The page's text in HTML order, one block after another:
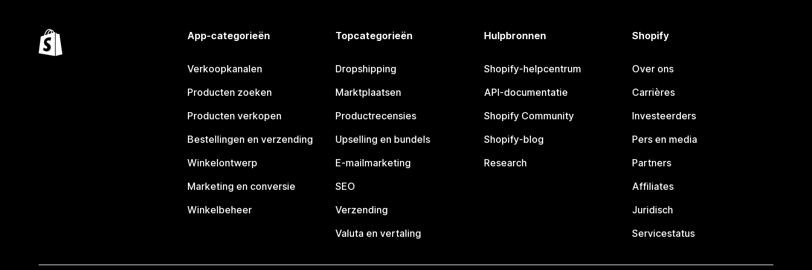
App-categorieën
Verkoopkanalen
Producten zoeken
Producten verkopen
Bestellingen en verzending
Winkelontwerp
Marketing en conversie
Winkelbeheer
Topcategorieën
Dropshipping
Marktplaatsen
Productrecensies
Upselling en bundels
E-mailmarketing
SEO
Verzending
Valuta en vertaling
Hulpbronnen
Shopify-helpcentrum
API-documentatie
Shopify Community
Shopify-blog
Research
Shopify
Over ons
Carrières
Investeerders
Pers en media
Partners
Affiliates
Juridisch
Servicestatus